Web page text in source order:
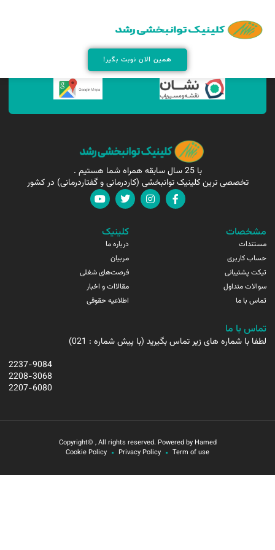
همین الان نوبت بگیر!
همین الان مارا پیدا کنید !
با 25 سال سابقه همراه شما هستیم .
تخصصی ترین کلینیک توانبخشی (کاردرمانی و گفتاردرمانی) در کشور
مشخصات
مستندات
حساب کاربری
تیکت پشتیبانی
سوالات متداول
تماس با ما
کلینیک
درباره ما
مربیان
فرصت‌های شغلی
مقالاات و اخبار
اطلاعیه حقوقی
تماس با ما
لطفا با شماره های زیر تماس بگیرید (با پیش شماره : 021)
2237-9084
2208-3068
2207-6080
Copyright© , All rights reserved. Powered by Hamed
Term of use
Privacy Policy
Cookie Policy